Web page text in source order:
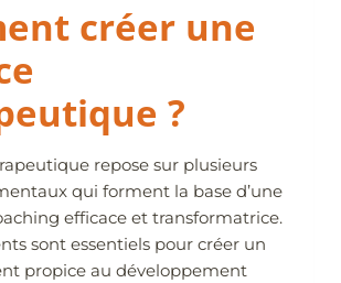
créer une
?
repose sur plusieurs
qui forment la base d’une
efficace et transformatrice.
sont essentiels pour créer un
propice au développement